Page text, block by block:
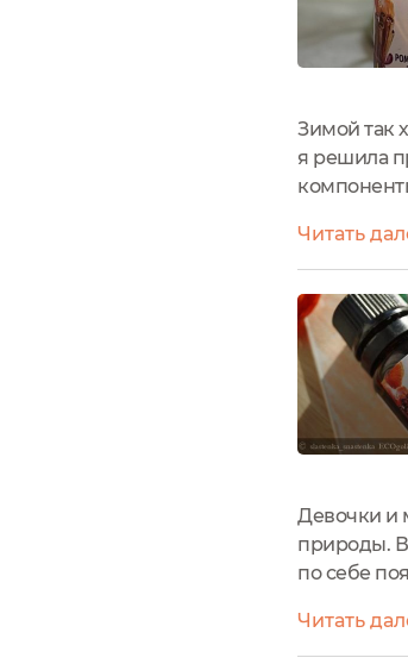
Зимой так
я решила
назвать ) На
Читать
Девочки и
природы.
по себе
Siberina.
Читать